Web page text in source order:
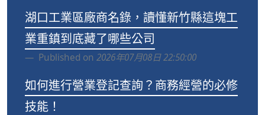
湖口工業區廠商名錄，讀懂新竹縣這塊工
業重鎮到底藏了哪些公司
Published on 2026年07月08日 22:50:00
如何進行營業登記查詢？商務經營的必修
技能！